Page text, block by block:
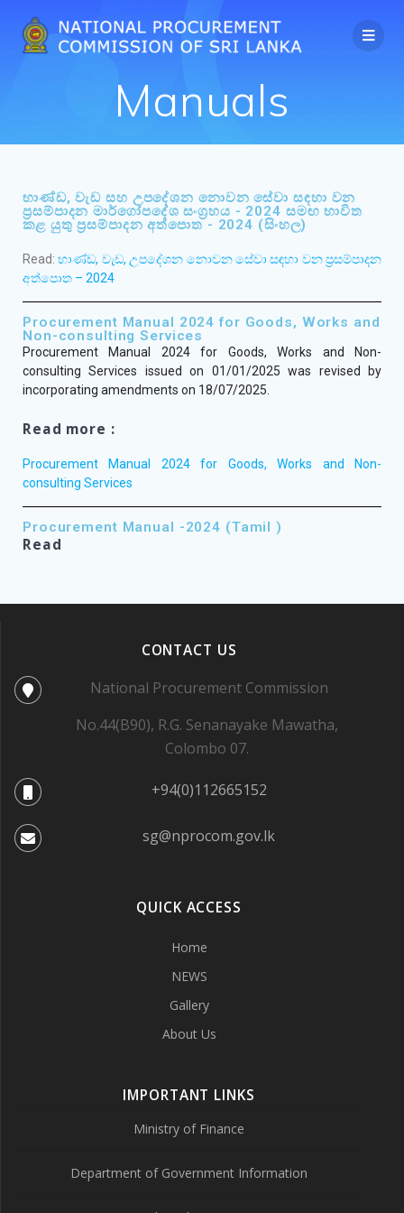
Manuals
භාණ්ඩ, වැඩ සහ උපදේශන නොවන සේවා සඳහා වන
ප්‍රසම්පාදන මාර්ගෝපදේශ සංග්‍රහය - 2024 සමඟ භාවිත
කළ යුතු ප්‍රසම්පාදන අත්පොත - 2024 (සිංහල)
Read:භාණ්ඩ, වැඩ, උපදේශන නොවන සේවා සඳහා වන ප්‍රසම්පාදන
අත්පොත – 2024
Procurement Manual 2024 for Goods, Works and
Non-consulting Services
Procurement Manual 2024 for Goods, Works and
Non-
consulting Services issued on 01/01/2025was revised by
incorporating amendments on 18/07/2025.
Read more :
Procurement Manual 2024 for Goods, Works and Non-
consulting Services
Procurement Manual -2024 (Tamil )
Read
CONTACT US
National Procurement Commission
No.44(B90), R.G. Senanayake Mawatha,
Colombo 07.
+94(0)112665152
sg@nprocom.gov.lk
QUICK ACCESS
Home
NEWS
Gallery
About Us
IMPORTANT LINKS
Ministry of Finance
Department of Government Information